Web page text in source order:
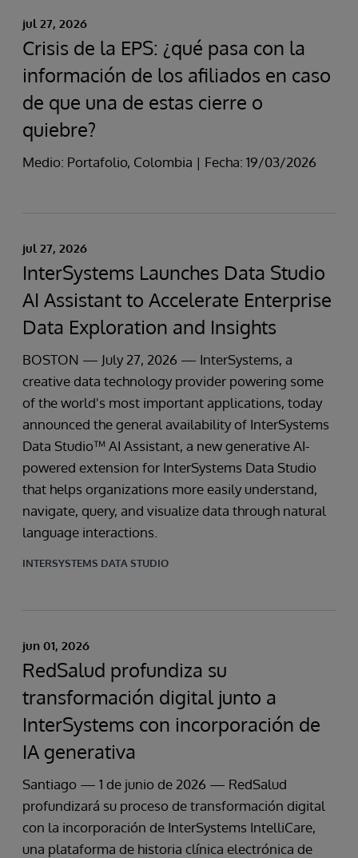
jul 27, 2026
Crisis de la EPS: ¿qué pasa con la
información de los afiliados en caso
de que una de estas cierre o
quiebre?
Medio: Portafolio, Colombia | Fecha: 19/03/2026
jul 27, 2026
InterSystems Launches Data Studio
AI Assistant to Accelerate Enterprise
Data Exploration and Insights
BOSTON — July 27, 2026 — InterSystems, a
creative data technology provider powering some
of the world's most important applications, today
announced the general availability of InterSystems
Data Studio™ AI Assistant, a new generative AI-
powered extension for InterSystems Data Studio
that helps organizations more easily understand,
navigate, query, and visualize data through natural
language interactions.
INTERSYSTEMS DATA STUDIO
jun 01, 2026
RedSalud profundiza su
transformación digital junto a
InterSystems con incorporación de
IA generativa
Santiago — 1 de junio de 2026 — RedSalud
profundizará su proceso de transformación digital
con la incorporación de InterSystems IntelliCare,
una plataforma de historia clínica electrónica de